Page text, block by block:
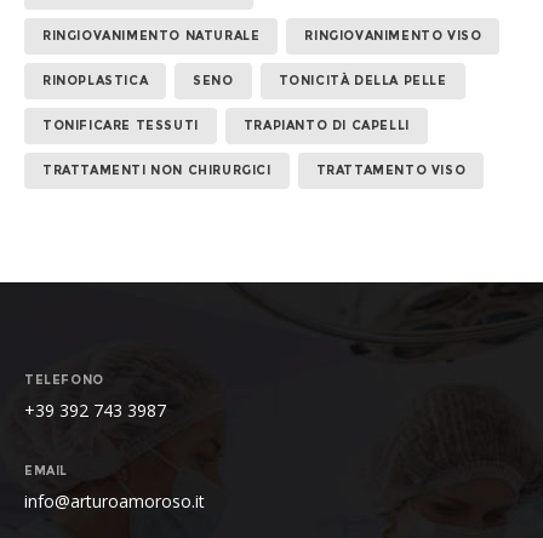
RINGIOVANIMENTO NATURALE RINGIOVANIMENTO VISO
RINOPLASTICA SENO TONICITÀ DELLA PELLE
TONIFICARE TESSUTI TRAPIANTO DI CAPELLI
TRATTAMENTI NON CHIRURGICI TRATTAMENTO VISO
TELEFONO
+39 392 743 3987
EMAIL
info@arturoamoroso.it